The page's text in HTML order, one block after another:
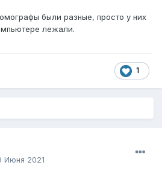
были разные, просто у них
лежали.
1
Июня 2021